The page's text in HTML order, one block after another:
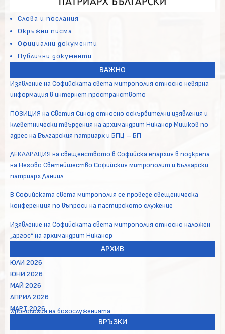
Слова и послания
Окръжни писма
Официални документи
Публични документи
ВАЖНО
Изявление на Софийската света митрополия относно невярна
информация в интернет пространството
ПОЗИЦИЯ на Светия Синод относно оскърбителни изявления и
клеветнически твърдения на архимандрит Никанор Мишков по
адрес на Българския патриарх и БПЦ – БП
ДЕКЛАРАЦИЯ на свещенството в Софийска епархия в подкрепа
на Негово Светейшество Софийския митрополит и Български
патриарх Даниил
В Софийската света митрополия се проведе свещеническа
конференция по въпроси на пастирското служение
Изявление на Софийската света митрополия относно наложен
„аргос“ на архимандрит Никанор
АРХИВ
ЮЛИ 2026
ЮНИ 2026
МАЙ 2026
АПРИЛ 2026
МАРТ 2026
Хронология на богослуженията
ВРЪЗКИ